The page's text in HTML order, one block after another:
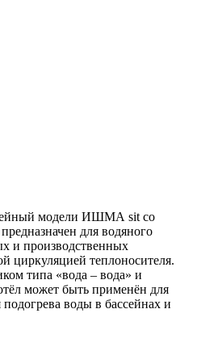
модели ИШМА sit со
для водяного
и производственных
циркуляцией теплоносителя.
типа «вода – вода» и
может быть применён для
воды в бассейнах и